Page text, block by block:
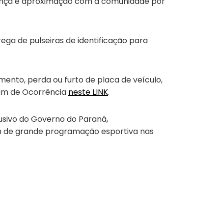
de pulseiras de identificação para
perda ou furto de placa de veículo,
de Ocorrência neste LINK.
do Governo do Paraná,
de grande programação esportiva nas